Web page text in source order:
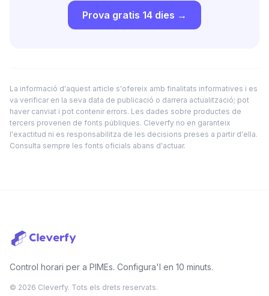
Prova gratis 14 dies →
La informació d'aquest article s'ofereix amb finalitats informatives i es
va verificar en la seva data de publicació o darrera actualització; pot
haver canviat i pot contenir errors. Les dades sobre productes de
tercers provenen de fonts públiques. Cleverfy no en garanteix
l'exactitud ni es responsabilitza de les decisions preses a partir d'ella.
Consulta sempre les fonts oficials abans d'actuar.
Control horari per a PIMEs. Configura'l en 10 minuts.
© 2026 Cleverfy. Tots els drets reservats.